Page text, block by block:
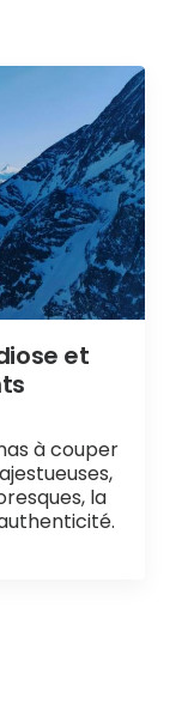
et
à couper
la